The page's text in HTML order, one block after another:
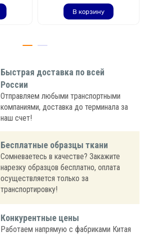
В корзину
Быстрая доставка по всей
России
Отправляем любыми транспортными
компаниями, доставка до терминала за
наш счет!
Бесплатные образцы ткани
Сомневаетесь в качестве? Закажите
нарезку образцов бесплатно, оплата
осуществляется только за
транспортировку!
Конкурентные цены
Работаем напрямую с фабриками Китая